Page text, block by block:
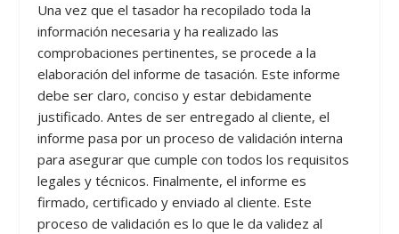
Una vez que el tasador ha recopilado toda la
información necesaria y ha realizado las
comprobaciones pertinentes, se procede a la
elaboración del informe de tasación. Este informe
debe ser claro, conciso y estar debidamente
justificado. Antes de ser entregado al cliente, el
informe pasa por un proceso de validación interna
para asegurar que cumple con todos los requisitos
legales y técnicos. Finalmente, el informe es
firmado, certificado y enviado al cliente. Este
proceso de validación es lo que le da validez al